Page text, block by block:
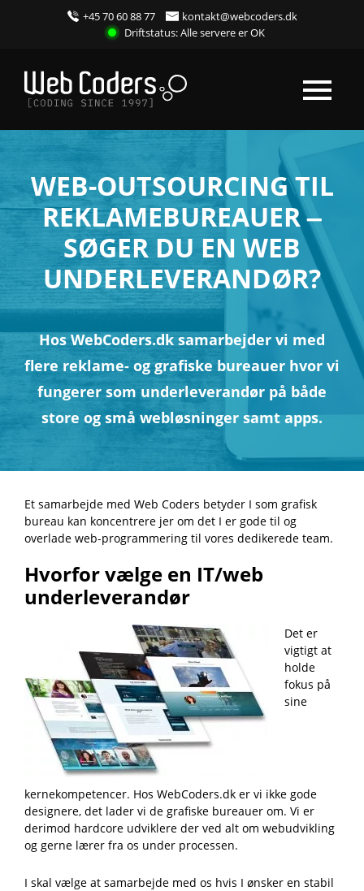
+45 70 60 88 77
kontakt@webcoders.dk
Driftstatus: Alle servere er OK
WEB-OUTSOURCING TIL
REKLAMEBUREAUER –
SØGER DU EN WEB
UNDERLEVERANDØR?
Hos WebCoders.dk samarbejder vi med
flere reklame- og grafiske bureauer hvor vi
fungerer som underleverandør på både
store og små webløsninger samt apps.
Et samarbejde med Web Coders betyder I som grafisk
bureau kan koncentrere jer om det I er gode til og
overlade web-programmering til vores dedikerede team.
Hvorfor vælge en IT/web
underleverandør
Det er
vigtigt at
holde
fokus på
sine
kernekompetencer. Hos WebCoders.dk er vi ikke gode
designere, det lader vi de grafiske bureauer om. Vi er
derimod hardcore udviklere der ved alt om webudvikling
og gerne lærer fra os under processen.
I skal vælge at samarbejde med os hvis I ønsker en stabil